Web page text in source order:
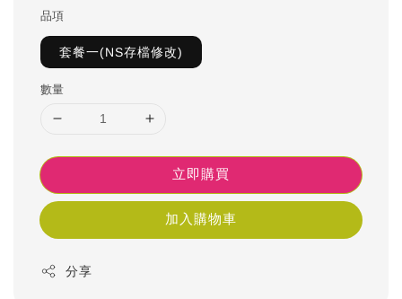
品項
套餐一(NS存檔修改)
數量
立即購買
加入購物車
分享